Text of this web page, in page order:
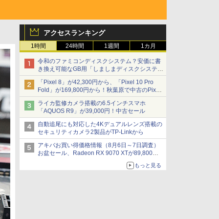
アクセスランキング
1時間 24時間 1週間 1カ月
令和のファミコンディスクシステム？安価に書
き換え可能なGB用「しましまディスクシステ
ム」
「Pixel 8」が42,300円から、「Pixel 10 Pro
Fold」が169,800円から！秋葉原で中古のPixel
シリーズがお買い得
ライカ監修カメラ搭載の6.5インチスマホ
「AQUOS R9」が39,000円！中古セール
自動追尾にも対応した4Kデュアルレンズ搭載の
セキュリティカメラ2製品がTP-Linkから
アキバお買い得価格情報（8月6日～7日調査）
お盆セール、Radeon RX 9070 XTが89,800
円、水平周波数24.8kHz対応の17型モニターが
9,801円、暑さ指数連動セール ほか
もっと見る